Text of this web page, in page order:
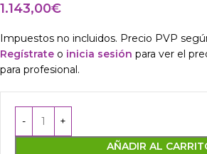
1.143,00€
Impuestos no incluidos. Precio PVP
Regístrate o inicia sesión para ver el
para profesional.
AÑADIR AL